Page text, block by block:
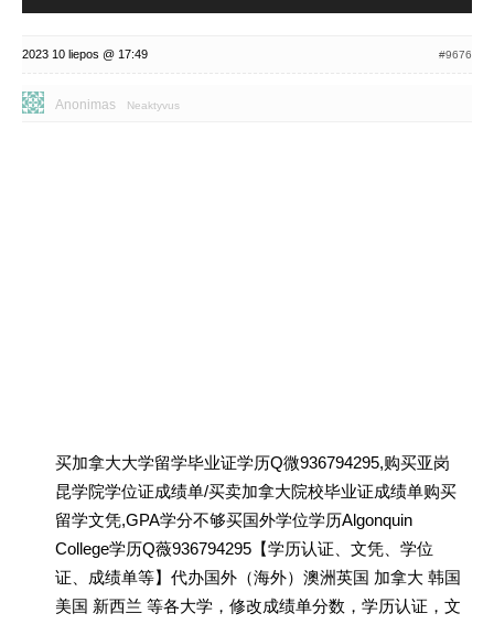
2023 10 liepos @ 17:49 #9676
Anonimas Neaktyvus
买加拿大大学留学毕业证学历Q微936794295,购买亚岗
昆学院学位证成绩单/买卖加拿大院校毕业证成绩单购买
留学文凭,GPA学分不够买国外学位学历Algonquin
College学历Q薇936794295【学历认证、文凭、学位
证、成绩单等】代办国外（海外）澳洲英国 加拿大 韩国
美国 新西兰 等各大学，修改成绩单分数，学历认证，文